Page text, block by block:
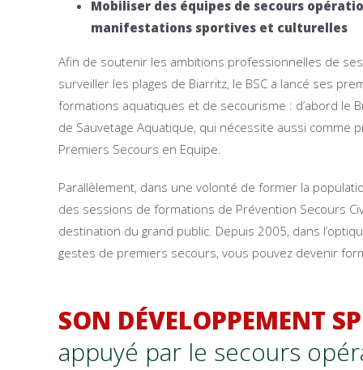
Mobiliser des équipes de secours
manifestations sportives et culturelles
Afin de soutenir les ambitions professionnelles de
surveiller les plages de Biarritz, le BSC a lancé ses
formations aquatiques et de secourisme : d’abord le
de Sauvetage Aquatique, qui nécessite aussi comme
Premiers Secours en Equipe.
Parallèlement, dans une volonté de former la
des sessions de formations de Prévention Secours
destination du grand public. Depuis 2005, dans
gestes de premiers secours, vous pouvez devenir
SON DÉVELOPPEMENT
appuyé par le secours